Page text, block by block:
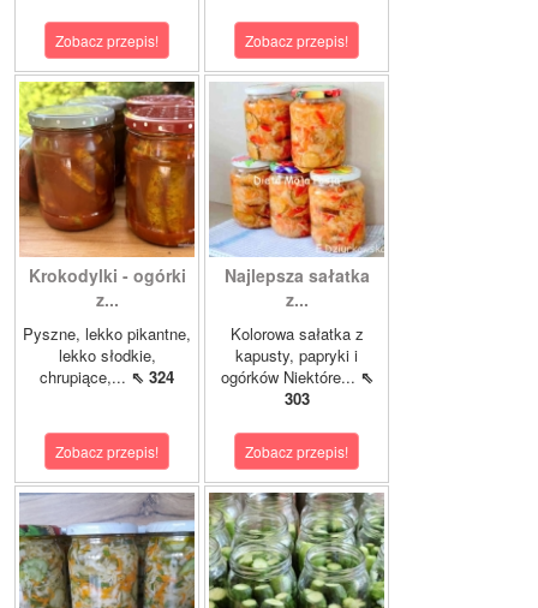
Zobacz przepis! Zobacz przepis!
Krokodylki - ogórki
z...
Pyszne, lekko pikantne,
lekko słodkie,
chrupiące,... ⇖ 324
Zobacz przepis!
Najlepsza sałatka
z...
Kolorowa sałatka z
kapusty, papryki i
ogórków Niektóre... ⇖
303
Zobacz przepis!